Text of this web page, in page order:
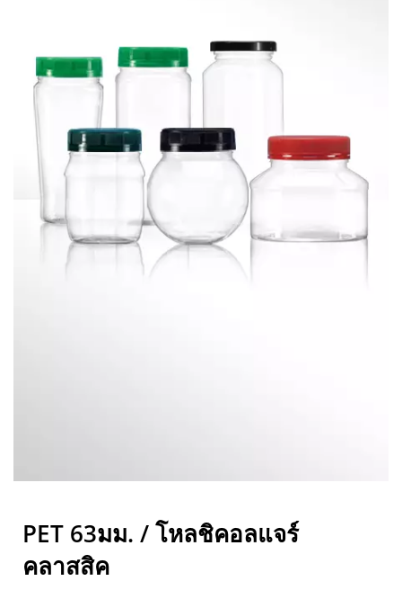
PET 63มม. / โหลชิคอลแจร์
คลาสสิค